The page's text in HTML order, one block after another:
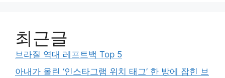
최근글
브라질 역대 레프트백 Top 5
아내가 올린 ‘인스타그램 위치 태그’ 한 방에 잡힌 브